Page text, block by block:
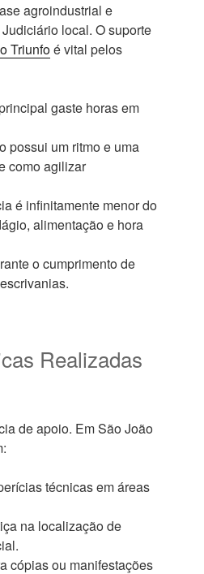
agroindustrial e
local. O suporte
Triunfoé vital pelos
gaste horas em
possui um ritmo e uma
como agilizar
é infinitamente menor do
alimentação e hora
o cumprimento de
Realizadas
de apoio. Em São João
técnicas em áreas
na localização de
cópias ou manifestações